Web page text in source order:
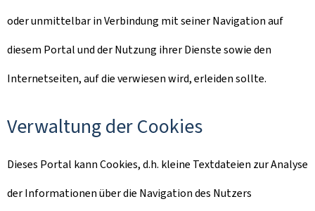
oder unmittelbar in Verbindung mit seiner Navigation auf
diesem Portal und der Nutzung ihrer Dienste sowie den
Internetseiten, auf die verwiesen wird, erleiden sollte.
Verwaltung der Cookies
Dieses Portal kann Cookies, d.h. kleine Textdateien zur Analyse
der Informationen über die Navigation des Nutzers